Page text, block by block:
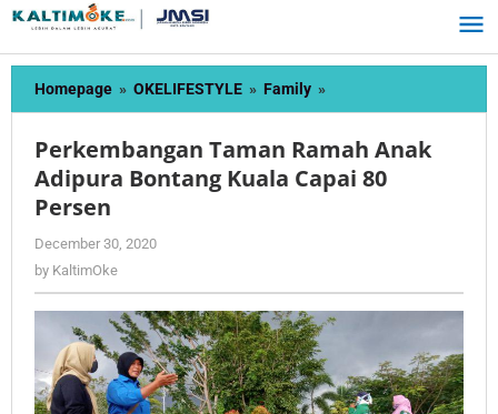
Skip
content
Homepage » OKELIFESTYLE » Family »
Taman
Anak
Adipura
Persen
Perkembangan Taman Ramah Anak
Adipura Bontang Kuala Capai 80
Persen
December 30, 2020
by KaltimOke